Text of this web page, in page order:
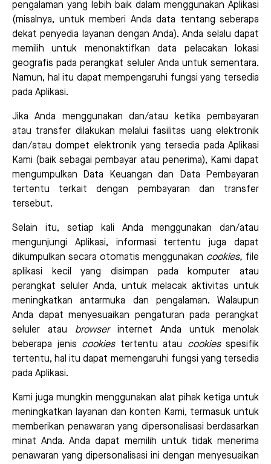
pengalaman yang lebih baik dalam menggunakan Aplikasi
(misalnya, untuk memberi Anda data tentang seberapa
dekat penyedia layanan dengan Anda). Anda selalu dapat
memilih untuk menonaktifkan data pelacakan lokasi
geografis pada perangkat seluler Anda untuk sementara.
Namun, hal itu dapat mempengaruhi fungsi yang tersedia
pada Aplikasi.
Jika Anda menggunakan dan/atau ketika pembayaran
atau transfer dilakukan melalui fasilitas uang elektronik
dan/atau dompet elektronik yang tersedia pada Aplikasi
Kami (baik sebagai pembayar atau penerima), Kami dapat
mengumpulkan Data Keuangan dan Data Pembayaran
tertentu terkait dengan pembayaran dan transfer
tersebut.
Selain itu, setiap kali Anda menggunakan dan/atau
mengunjungi Aplikasi, informasi tertentu juga dapat
dikumpulkan secara otomatis menggunakan cookies, file
aplikasi kecil yang disimpan pada komputer atau
perangkat seluler Anda, untuk melacak aktivitas untuk
meningkatkan antarmuka dan pengalaman. Walaupun
Anda dapat menyesuaikan pengaturan pada perangkat
seluler atau browserinternet Anda untuk menolak
beberapa jenis cookiestertentu atau cookiesspesifik
tertentu, hal itu dapat memengaruhi fungsi yang tersedia
pada Aplikasi.
Kami juga mungkin menggunakan alat pihak ketiga untuk
meningkatkan layanan dan konten Kami, termasuk untuk
memberikan penawaran yang dipersonalisasi berdasarkan
minat Anda. Anda dapat memilih untuk tidak menerima
penawaran yang dipersonalisasi ini dengan menyesuaikan